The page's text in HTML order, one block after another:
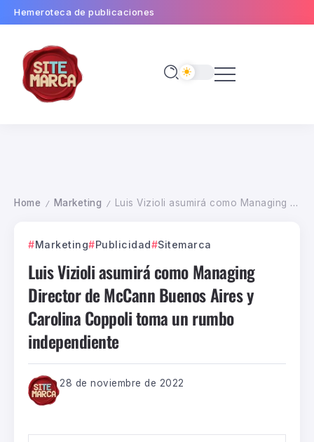
Hemeroteca de publicaciones
Home / Marketing / Luis Vizioli asumirá como Managing Director de McCann Buenos Aires y Carolina Coppoli toma un rumbo independiente
Marketing Publicidad Sitemarca
Luis Vizioli asumirá como Managing
Director de McCann Buenos Aires y
Carolina Coppoli toma un rumbo
independiente
28 de noviembre de 2022